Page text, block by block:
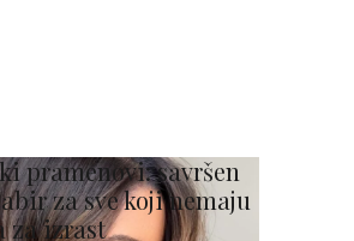
pramenovi: savršen
za sve koji nemaju
za izrast